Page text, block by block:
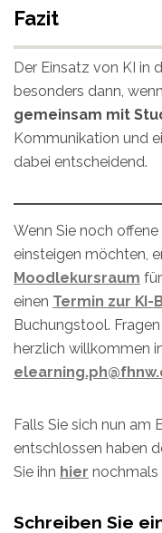
Fazit
Der Einsatz von KI in
besonders dann,
gemeinsam mit
Kommunikation und
dabei entscheidend.
Wenn Sie noch
einsteigen möchten,
Moodlekursraum
einen Termin zur KI-
Buchungstool.
herzlich willkommen
Falls Sie sich nun am
entschlossen haben
Sie ihn hier nochmals
Schreiben Sie